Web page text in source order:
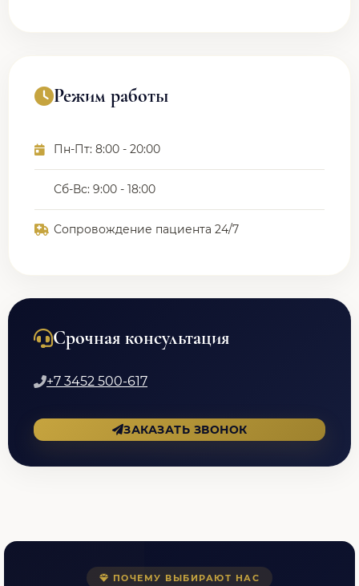
Режим работы
Пн-Пт: 8:00 - 20:00
Сб-Вс: 9:00 - 18:00
Сопровождение пациента 24/7
Срочная консультация
+7 3452 500-617
ЗАКАЗАТЬ ЗВОНОК
ПОЧЕМУ ВЫБИРАЮТ НАС